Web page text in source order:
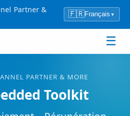
Partner &
🇫🇷Français ▾
☰
PARTNER & MORE
Toolkit